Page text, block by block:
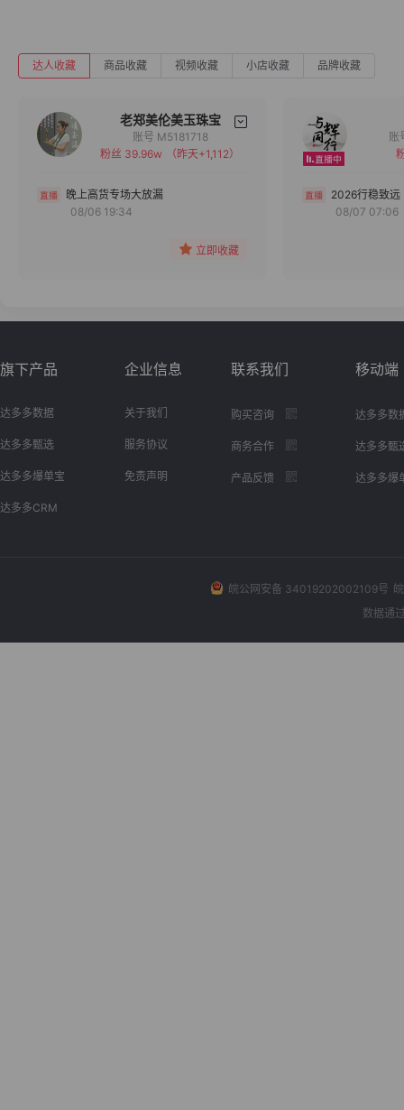
达人收藏 商品收藏 视频收藏 小店收藏 品牌收藏
老郑美伦美玉珠宝
备注
分组
账号 M5181718
粉丝 39.96w
（昨天+1,112）
晚上高货专场大放漏
08/06 19:34
立即收藏
2026行稳致远
08/07 07:06
旗下产品
达多多数据
达多多甄选
达多多爆单宝
达多多CRM
企业信息
关于我们
服务协议
免责声明
联系我们
购买咨询
商务合作
产品反馈
移动端
达多多数
达多多甄
达多多爆
皖公网安备 34019202002109号
数据通